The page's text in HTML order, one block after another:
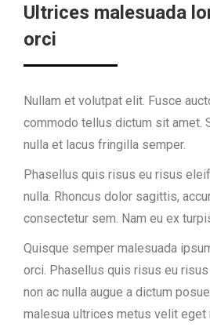
Ultrices malesuada
orci
Nullam et volutpat elit. Fusce
commodo tellus dictum sit amet.
nulla et lacus fringilla semper.
Phasellus quis risus eu risus
nulla. Rhoncus dolor sagittis,
consectetur sem. Nam eu ex
Quisque semper malesuada
orci. Phasellus quis risus eu
non ac nulla augue a dictum
malesua ultrices metus velit eget